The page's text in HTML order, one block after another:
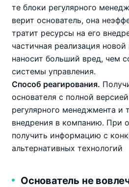
те блоки регулярного
верит основатель, она
тратит ресурсы на его
частичная реализация
наносит больший вред, чем
системы управления.
Способ реагирования.
основателя с полной
регулярного менеджмента и
внедрения в компанию. При
получить информацию с
альтернативных технологий
Основатель не